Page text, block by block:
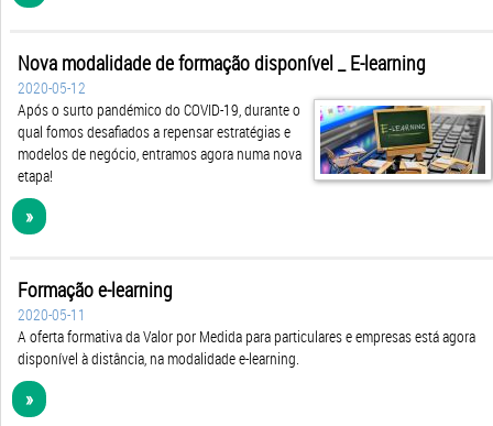
Nova modalidade de formação disponível _ E-learning
2020-05-12
Após o surto pandémico do COVID-19, durante o
qual fomos desafiados a repensar estratégias e
modelos de negócio, entramos agora numa nova
etapa!
»
Formação e-learning
2020-05-11
A oferta formativa da Valor por Medida para particulares e empresas está agora
disponível à distância, na modalidade e-learning.
»